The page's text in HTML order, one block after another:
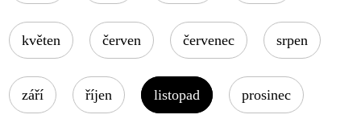
květen červen červenec srpen
září říjen listopad prosinec